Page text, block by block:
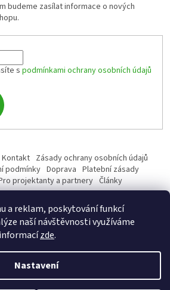
a reklam, poskytování funkcí
naší návštěvnosti využíváme
zde.
Nastavení
budeme zasílat informace o nových
s podmínkami ochrany osobních údajů
Kontakt Zásady ochrany osobních údajů
podmínky Doprava Platební zásady
projektanty a partnery Články